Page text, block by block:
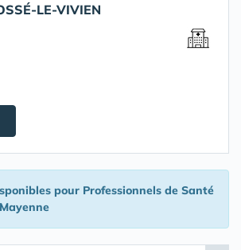
LE-VIVIEN
pour Professionnels de Santé